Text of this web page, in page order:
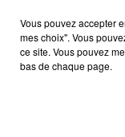
Vous pouvez accepter
mes choix". Vous
ce site. Vous pouvez
bas de chaque page.